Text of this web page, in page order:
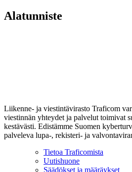
Alatunniste
Liikenne- ja viestintävirasto Traficom
viestinnän yhteydet ja palvelut toimivat
kestävästi. Edistämme Suomen
palveleva lupa-, rekisteri- ja
Tietoa Traficomista
Uutishuone
Säädökset ja määräykset